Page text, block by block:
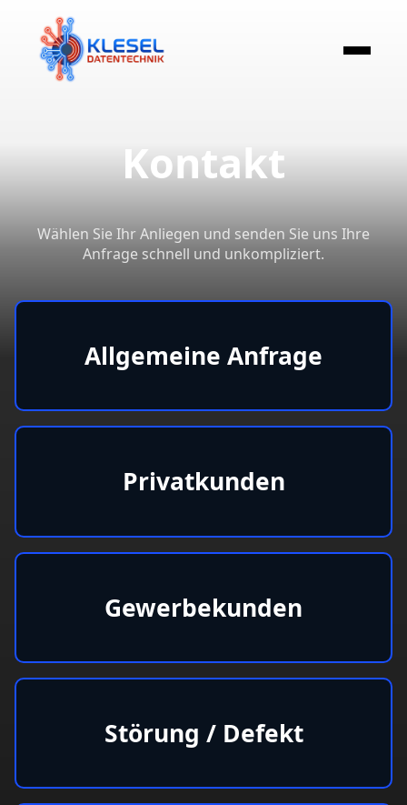
Kontakt
Wählen Sie Ihr Anliegen und senden Sie uns Ihre
Anfrage schnell und unkompliziert.
Allgemeine Anfrage
Privatkunden
Gewerbekunden
Störung / Defekt